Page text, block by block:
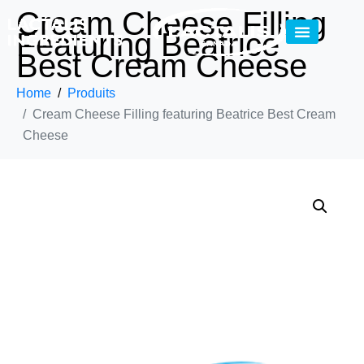
Cream Cheese Filling
Featuring Beatrice
Best Cream Cheese
Home
Produits
Cream Cheese Filling featuring Beatrice Best Cream
Cheese